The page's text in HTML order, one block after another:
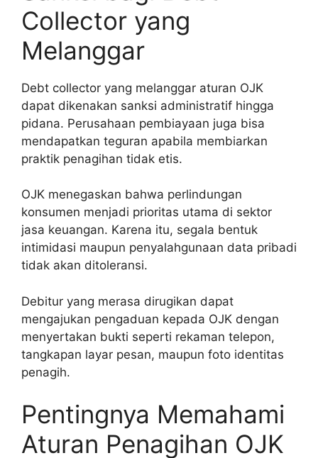
Collector yang
Melanggar
Debt collector yang melanggar aturan OJK
dapat dikenakan sanksi administratif hingga
pidana. Perusahaan pembiayaan juga bisa
mendapatkan teguran apabila membiarkan
praktik penagihan tidak etis.
OJK menegaskan bahwa perlindungan
konsumen menjadi prioritas utama di sektor
jasa keuangan. Karena itu, segala bentuk
intimidasi maupun penyalahgunaan data pribadi
tidak akan ditoleransi.
Debitur yang merasa dirugikan dapat
mengajukan pengaduan kepada OJK dengan
menyertakan bukti seperti rekaman telepon,
tangkapan layar pesan, maupun foto identitas
penagih.
Pentingnya Memahami
Aturan Penagihan OJK